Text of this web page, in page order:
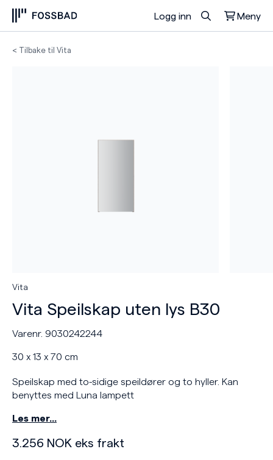
Logg inn Meny
Du har ingen produkter i handlekurven.
< Tilbake til Vita
Vita
Vita Speilskap uten lys B30
Varenr. 9030242244
30 x 13 x 70 cm
Speilskap med to-sidige speildører og to hyller. Kan
benyttes med Luna lampett
Les mer…
3.256 NOK eks frakt